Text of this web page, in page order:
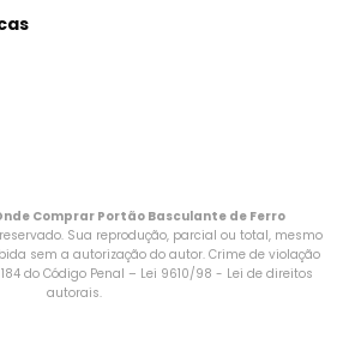
Comprar Portão Basculante de Ferro
Sua reprodução, parcial ou total, mesmo
sem a autorização do autor. Crime de violação
do Código Penal – Lei 9610/98 - Lei de direitos
autorais.